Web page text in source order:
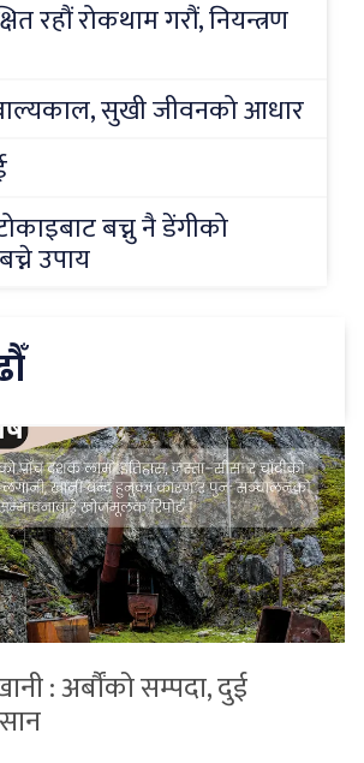
रहौं रोकथाम गरौं, नियन्त्रण
सुखी जीवनको आधार
बच्नु नै डेंगीको
उपाय
: अर्बौंको सम्पदा, दुई